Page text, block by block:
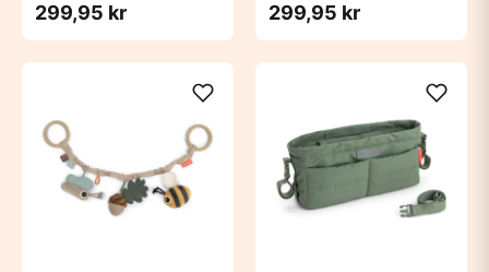
299,95 kr 299,95 kr